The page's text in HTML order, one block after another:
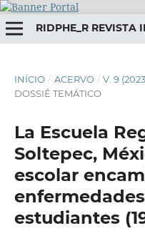
INÍCIO / ACERVO / V. 9
DOSSIÊ TEMÁTICO
La Escuela
Soltepec,
escolar
estudiantes